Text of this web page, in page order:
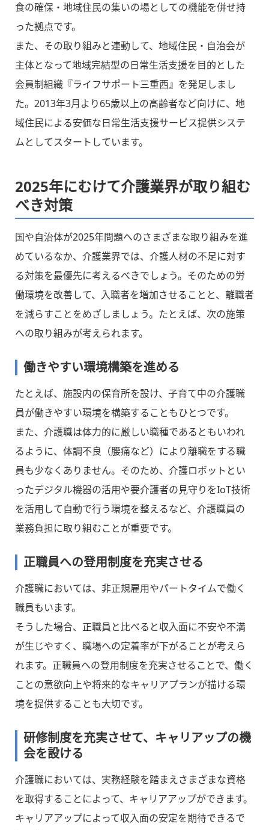
食の確保・地域住民の集いの場としての機能を併せ持
った拠点です。
また、その取り組みと連動して、地域住民・自治会が
主体となって地域完結型の日常生活支援を目的とした
会員制組織『ライフサポート三重西』を発足しまし
た。2013年3月より65歳以上の高齢者など向けに、地
域住民による安価な日常生活支援サービス提供システ
ムとしてスタートしています。
2025年にむけて介護業界が取り組む
べき対策
国や自治体が2025年問題へのさまざまな取り組みを進
めているなか、介護業界では、介護人材の不足に対す
る対策を最優先に考えるべきでしょう。そのための労
働環境を改善して、入職者を増加させることと、離職者
を減らすことをめざしましょう。たとえば、次の施策
への取り組みが考えられます。
働きやすい環境構築を進める
たとえば、施設内の保育所を設け、子育て中の介護職
員が働きやすい環境を構築することもひとつです。
また、介護職は体力的に厳しい職種であるともいわれ
るように、体調不良（腰痛など）により離職をする職
員も少なくありません。そのため、介護ロボットとい
ったデジタル機器の活用や要介護者の見守りをIoT技術
を活用して自動で行う環境を整えるなど、介護職員の
業務負担に取り組むことが重要です。
正職員への登用制度を充実させる
介護職においては、非正規雇用やパートタイムで働く
職員もいます。
そうした場合、正職員と比べると収入面に不安や不満
が生じやすく、職場への定着率が下がることが考えら
れます。正職員への登用制度を充実させることで、働く
ことの意欲向上や将来的なキャリアプランが描ける環
境を提供することも大切です。
研修制度を充実させて、キャリアップの機
会を設ける
介護職においては、実務経験を踏まえさまざまな資格
を取得することによって、キャリアアップができます。
キャリアアップによって収入面の安定を期待できるで